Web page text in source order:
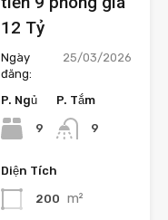
12 Tỷ
Ngày
đăng:
25/03/2026
P. Ngủ
9
P. Tắm
9
Diện Tích
200 m²